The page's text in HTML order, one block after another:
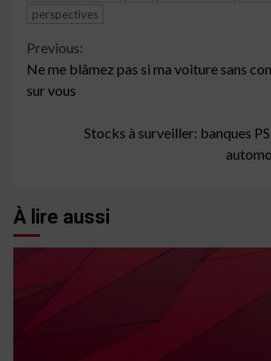
perspectives
Continue
Reading
Previous:
Ne me blâmez pas si ma voiture sans
sur vous
Stocks à surveiller: banques
À lire aussi